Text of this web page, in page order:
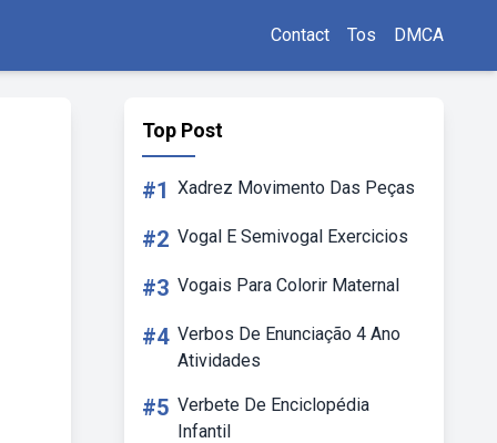
Contact Tos DMCA
Top Post
#1 Xadrez Movimento Das Peças
#2 Vogal E Semivogal Exercicios
#3 Vogais Para Colorir Maternal
#4 Verbos De Enunciação 4 Ano
Atividades
#5 Verbete De Enciclopédia
Infantil